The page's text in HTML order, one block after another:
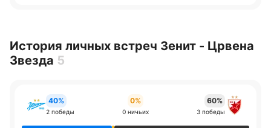
История личных встреч Зенит - Црвена
Звезда 5
40%
2 победы
0%
0 ничьих
60%
3 победы